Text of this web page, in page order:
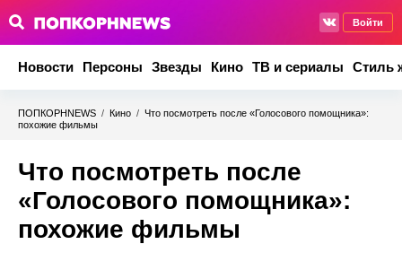
Войти
Новости Персоны Звезды Кино ТВ и сериалы Стиль
ПОПКОРНNEWS / Кино / Что посмотреть после «Голосового помощника»:
похожие фильмы
Что посмотреть после
«Голосового помощника»:
похожие фильмы